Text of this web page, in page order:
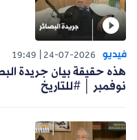
فيديو 24-07-2026
19:49
هذه حقيقة بيان جريدة
نوفمبر │ #للتاريخ